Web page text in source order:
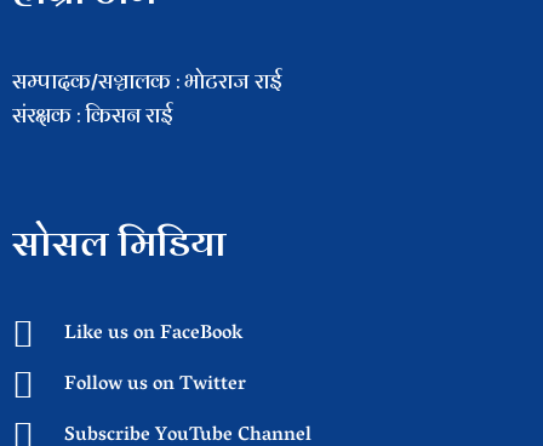
सम्पादक/सञ्चालक : भाेटराज राई
संरक्षक : किसन राई
सोसल मिडिया
Like us on FaceBook
Follow us on Twitter
Subscribe YouTube Channel